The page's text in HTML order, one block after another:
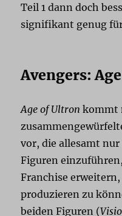
Teil 1 dann doch
signifikant genug
Avengers:
Age of Ultron kommt
vor, die allesamt nur
Figuren
Franchise
produzieren zu
beiden Figuren (